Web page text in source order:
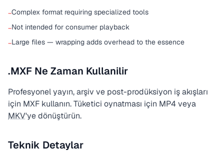
−Complex format requiring specialized tools
−Not intended for consumer playback
−Large files — wrapping adds overhead to the essence
.MXF Ne Zaman Kullanilir
Profesyonel yayın, arşiv ve post-prodüksiyon iş akışları
için MXF kullanın. Tüketici oynatması için MP4 veya
MKV'ye dönüştürün.
Teknik Detaylar